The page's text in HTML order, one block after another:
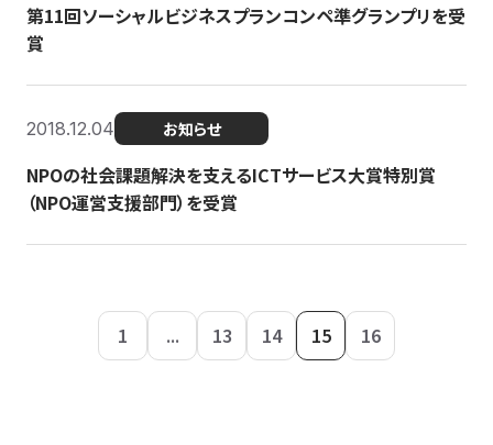
第11回ソーシャルビジネスプランコンペ準グランプリを受
賞
2018.12.04 お知らせ
NPOの社会課題解決を支えるICTサービス大賞特別賞
（NPO運営支援部門）を受賞
1 ... 13 14 15 16